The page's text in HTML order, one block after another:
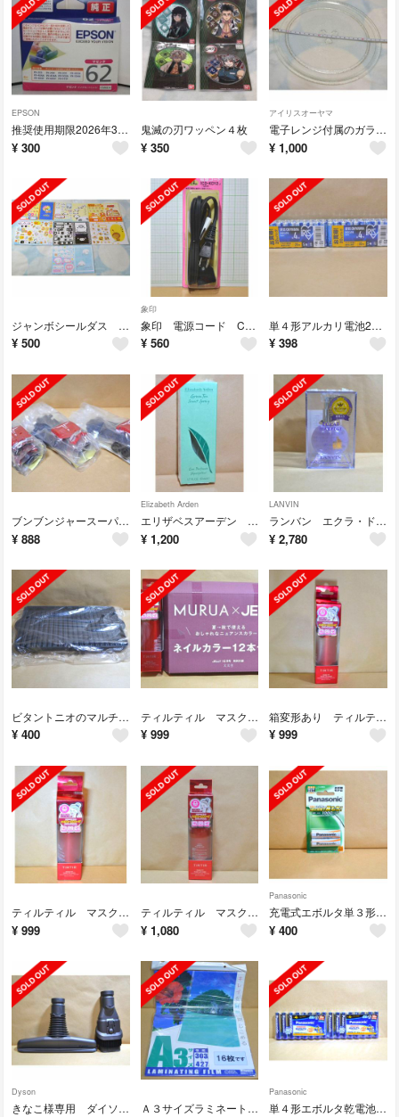
EPSON
推奨使用期限2026年3月のICM62A1 マゼンタ
¥ 300
鬼滅の刃ワッペン４枚
¥ 350
アイリスオーヤマ
電子レンジ付属のガラス丸皿 中古品
¥ 1,000
ジャンボシールダス San-X レジェンドキャラクター７枚
¥ 500
象印
象印 電源コード CD-KD12-J
¥ 560
単４形アルカリ電池20本2パック アイリスオーヤマ
¥ 398
ブンブンジャースーパーカー3コ
¥ 888
Elizabeth Arden
エリザベスアーデン グリーンティーオードトワレ 50mL
¥ 1,200
LANVIN
ランバン エクラ・ドゥ・アルページュ オードパルファム 30mL
¥ 2,780
ビタントニオのマルチサンドプレート１枚のみ
¥ 400
ティルティル マスクフィットメイクアップフィクサーと雑誌付録ネイルカラー
¥ 999
箱変形あり ティルティル マスクフィットメイクアップフィクサー
¥ 999
ティルティル マスクフィットメイクアップフィクサー
¥ 999
ティルティル マスクフィットメイクアップフィクサー
¥ 1,080
Panasonic
充電式エボルタ単３形２本
¥ 400
Dyson
きなこ様専用 ダイソンの付属品２コ Ａ３サイズラミネートフィルム16枚
Panasonic
単４形エボルタ乾電池８本パックｘ２コ